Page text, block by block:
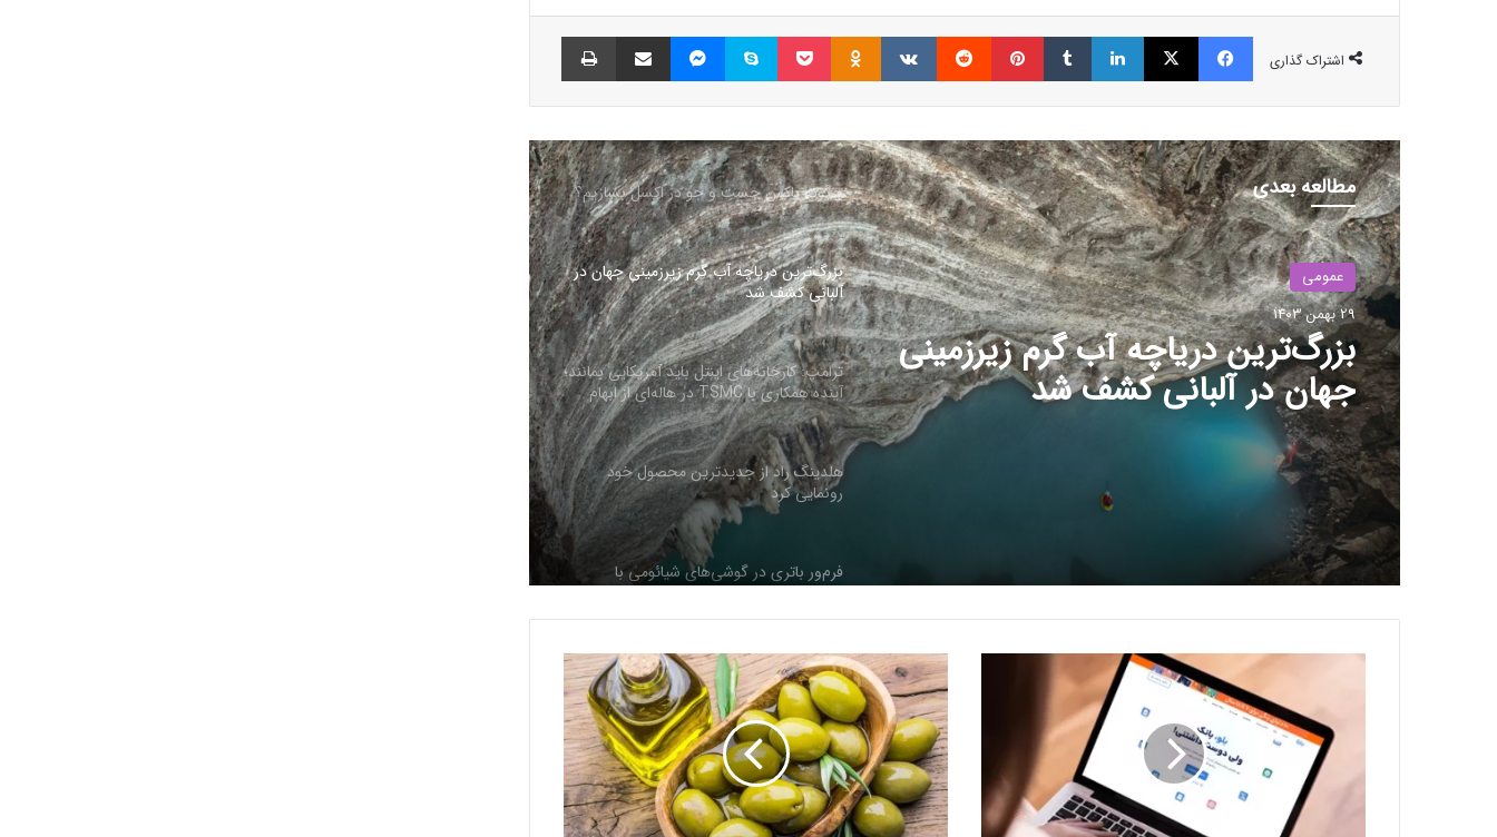
اشتراک گذاری
فیسبوک ایکس لینکداین تامبلر پینتریست Reddit
VKontakte
Odnoklassniki پاکت اسکایپ مسنجر اشتراک گذاری با ایمیل
مطالعه بعدی
عمومی
29 بهمن 1403
بزرگ‌ترین دریاچه آب گرم زیرزمینی
جهان در آلبانی کشف شد
گیمرها، محتواسازان و کسب‌وکارها
کم‌درآمد ارائه می‌شود
چگونه باکس جست و جو در اکسل بسازیم؟
بزرگ‌ترین دریاچه آب گرم زیرزمینی جهان در
آلبانی کشف شد
ترامپ: کارخانه‌های اینتل باید آمریکایی بمانند؛
آینده همکاری با TSMC در هاله‌ای از ابهام
هلدینگ راد از جدیدترین محصول خود
رونمایی کرد
فرم‌ور باتری در گوشی‌های شیائومی با
سیستم‌عامل HyperOS 2.0 به‌روزرسانی
مخفی دریافت کرد
بیشتر مواد با حرارت‌دادن نرم می‌شوند؛ پس
چرا تخم مرغ سفت می‌شود؟
مایکروسافت پشتیبانی از پردازنده‌های نسل ۱۰
اینتل را در ویندوز Windows 11 24H2 کنار
گذاشت؛ پایانی بر عصر کامت‌لیک
ز
ی
ت
و
ن
چ
ه
خ